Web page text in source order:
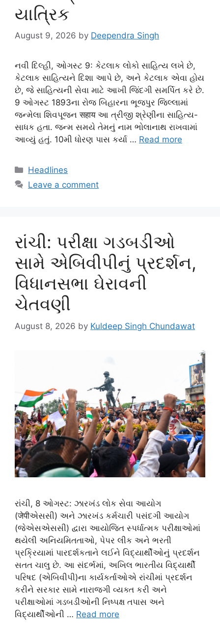
યાત્રિક
August 9, 2026 by Deependra Singh
નવી દિલ્હી, ઓગસ્ટ 9: કેટલાક લોકો સાહિત્ય લખે છે,
કેટલાક સાહિત્યને દિશા આપે છે, અને કેટલાક એવા હોય
છે, જે સાહિત્યની સેવા માટે આખી જિંદગી સમર્પિત કરે છે.
9 ઓગસ્ટ 1893ના રોજ બિહારના ભૂજપુર જિલ્લામાં
જન્મેલા શિવપૂજન सहाय આ ત્રીજી શ્રેણીના સાહિત્ય-
સાધક હતા. જન્મ સમયે તેમનું નામ ભોલાનાથ રાખવામાં
આવ્યું હતું. 10મી ધોરણ પાસ કર્યા … Read more
Categories
Headlines
Leave a comment
રાંચી: પરીક્ષા ગડબડીઓ
સામે એબિવીપીનું પ્રદર્શન,
વિધાનસભા ઘેરાવની
ચેતવણી
August 8, 2026 by Kuldeep Singh Chundawat
રાંચી, 8 ઓગસ્ટ: ઝારખંડ લોક સેવા આયોગ
(जेपीએસસી) અને ઝારખંડ કર્મચારી પસંદગી આયોગ
(જેએસએસસી) દ્વારા આયોજિત સ્પર્ધાત્મક પરીક્ષાઓમાં
થયેલી અનિયમિતતાઓ, પેપર લીક અને ભરતી
પ્રક્રિયામાં પારદર્શકતાને લઈને વિદ્યાર્થીઓનું પ્રદર્શન
સતત ચાલુ છે. આ સંદર્ભમાં, અખિલ ભારતીય વિદ્યાર્થી
પરિષદ (એબિવીપી)ના કાર્યકર્તાઓએ રાંચીમાં પ્રદર્શન
કરીને સરકાર સામે નારાજગી વ્યક્ત કરી અને
પરીક્ષાઓમાં ગડબડીઓની નિષ્પક્ષ તપાસ અને
વિદ્યાર્થીઓની … Read more